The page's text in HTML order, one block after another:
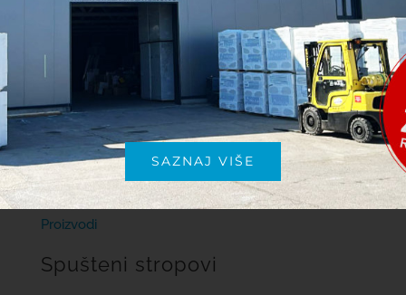
Proizvodi
Spušteni stropovi
SAZNAJ VIŠE